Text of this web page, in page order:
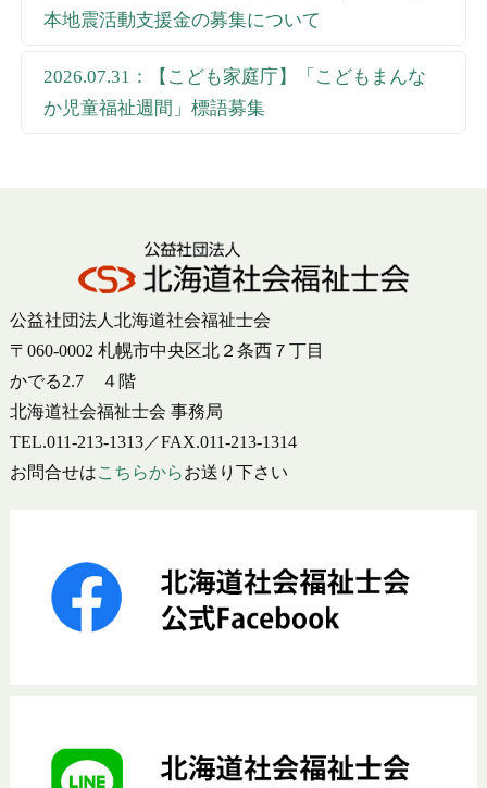
本地震活動支援金の募集について
2026.07.31：【こども家庭庁】「こどもまんな
か児童福祉週間」標語募集
公益社団法人北海道社会福祉士会
〒060-0002 札幌市中央区北２条西７丁目
かでる2.7 ４階
北海道社会福祉士会 事務局
TEL.011-213-1313／FAX.011-213-1314
お問合せはこちらからお送り下さい